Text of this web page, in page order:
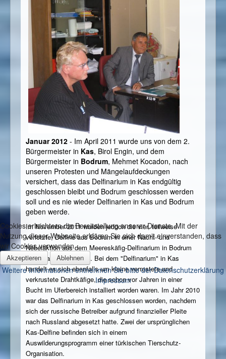
Januar 2012 - Im April 2011 wurde uns von dem 2.
Bürgermeister in Kas, Birol Engin, und dem
Bürgermeister in Bodrum, Mehmet Kocadon, nach
unseren Protesten und Mängelaufdeckungen
versichert, dass das Delfinarium in Kas endgültig
geschlossen bleibt und Bodrum geschlossen werden
soll und es nie wieder Delfinarien in Kas und Bodrum
geben werde.
Im November 2011 wurden jedoch die vier, teilweise
verletzte, Delfine aus Bodrum in einer Nacht- und
Nebelaktion aus dem Meereskäfig-Delfinarium in Bodrum
nach Kas transportiert. Bei dem "Delfinarium" in Kas
handelt es sich ebenfalls um kleine verrostete und
verkrustete Drahtkäfige, die schon vor Jahren in einer
Bucht im Uferbereich installiert worden waren. Im Jahr 2010
war das Delfinarium in Kas geschlossen worden, nachdem
sich der russische Betreiber aufgrund finanzieller Pleite
nach Russland abgesetzt hatte. Zwei der ursprünglichen
Kas-Delfine befinden sich in einem
Auswilderungsprogramm einer türkischen Tierschutz-
Organisation.
Cookies erleichtern die Bereitstellung unserer Dienste. Mit der
Nutzung dieser Webseite erklären Sie sich damit einverstanden, dass
wir Cookies verwenden
Akzeptieren Ablehnen
Weitere Informationen entnehmen Sie bitte der Datenschutzerklärung
Impressum